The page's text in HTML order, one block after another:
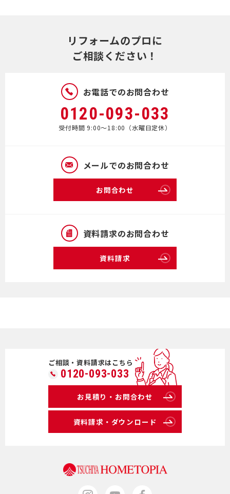
リフォームのプロに
ご相談ください！
お電話でのお問合わせ
0120-093-033
受付時間 9:00～18:00（水曜日定休）
メールでのお問合わせ
お問合わせ
資料請求のお問合わせ
資料請求
ご相談・資料請求はこちら
0120-093-033
お見積り・お問合わせ
資料請求・ダウンロード